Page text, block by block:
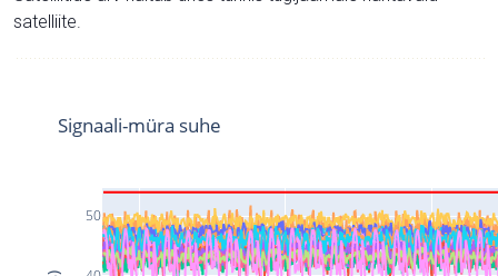
satelliite.
50
Signaali-müra suhe